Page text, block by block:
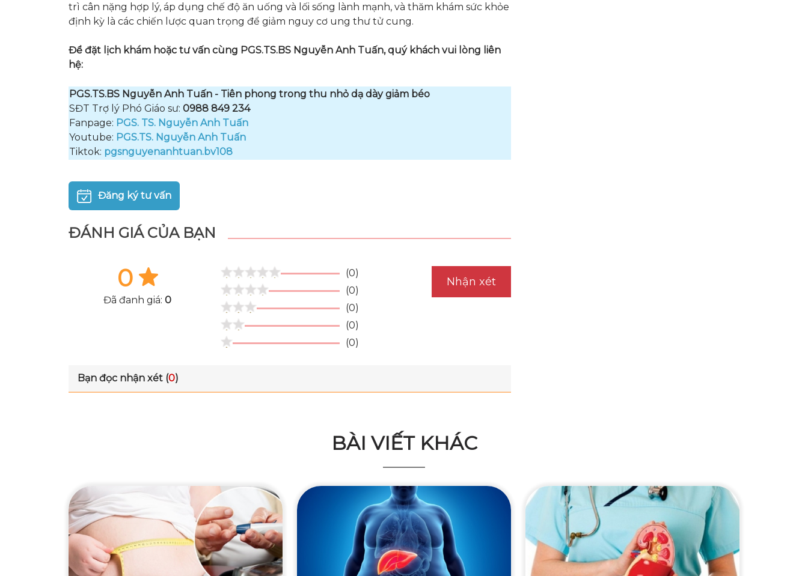
trì cân nặng hợp lý, áp dụng chế độ ăn uống và lối sống lành mạnh, và thăm khám sức khỏe
định kỳ là các chiến lược quan trọng để giảm nguy cơ ung thư tử cung.
Để đặt lịch khám hoặc tư vấn cùng PGS.TS.BS Nguyễn Anh Tuấn, quý khách vui lòng liên
hệ:
PGS.TS.BS Nguyễn Anh Tuấn - Tiên phong trong thu nhỏ dạ dày giảm béo
SĐT Trợ lý Phó Giáo sư: 0988 849 234
Fanpage: PGS. TS. Nguyễn Anh Tuấn
Youtube: PGS.TS. Nguyễn Anh Tuấn
Tiktok: pgsnguyenanhtuan.bv108
Đăng ký tư vấn
ĐÁNH GIÁ CỦA BẠN
0
Đã đanh giá:0
(0)
(0)
(0)
(0)
(0)
Nhận xét
Bạn đọc nhận xét (0)
BÀI VIẾT KHÁC